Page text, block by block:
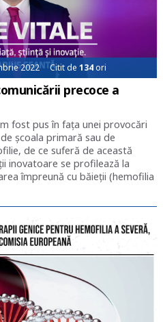
2022 Citit de134ori
precoce a
fost pus în fața unei provocări
școala primară sau de
de ce suferă de această
inovatoare se profilează la
împreună cu băieții (hemofilia